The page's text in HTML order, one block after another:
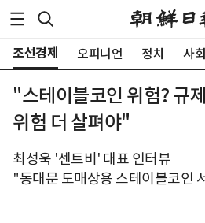
조선경제 오피니언 정치 사회
"스테이블코인 위험? 규
위험 더 살펴야"
최성욱 '센트비' 대표 인터뷰
"동대문 도매상용 스테이블코인